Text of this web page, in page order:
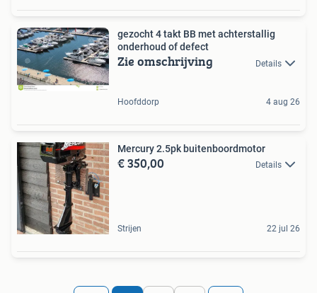
gezocht 4 takt BB met achterstallig
onderhoud of defect
Zie omschrijving Details
Hoofddorp 4 aug 26
Mercury 2.5pk buitenboordmotor
€ 350,00 Details
Strijen 22 jul 26